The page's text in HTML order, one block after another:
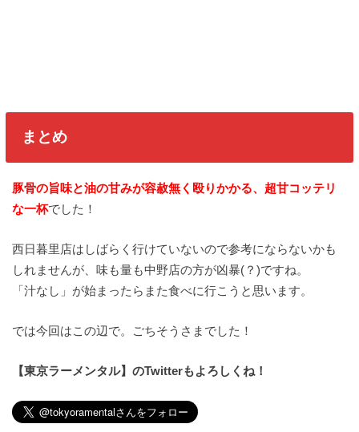
まとめ
豚骨の旨味と油の甘みが容赦無く殴りかかる、超甘コッテリ
な一杯でした！
西日暮里店はしばらく行けていないので参考にならないかも
しれませんが、味も量も中野店の方が凶暴(？)ですね。
「汁なし」が始まったらまた食べに行こうと思います。
では今回はこの辺で。ごちそうさまでした！
【東京ラーメンタル】のTwitterもよろしくね！